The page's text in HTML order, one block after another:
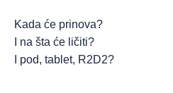
Kada će prinova?
I na šta će ličiti?
I pod, tablet, R2D2?